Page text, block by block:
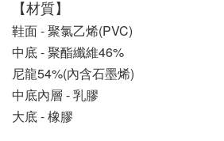
【材質】
鞋面 - 聚氯乙烯(PVC)
中底 - 聚酯纖維46%
尼龍54%(內含石墨烯)
中底內層 - 乳膠
大底 - 橡膠